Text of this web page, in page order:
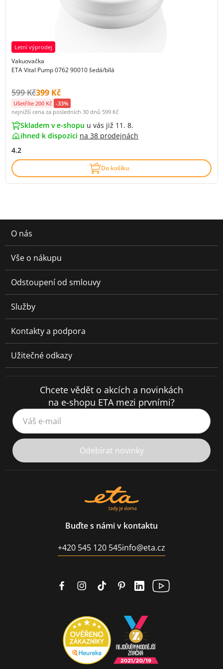
Letní výprodej
Vakuovačka
ETA Vital Pump 0762 90010 šedá/bílá
Původní cena s DPH:
599 KčCena s DPH:
399 Kč
Ušetříte 200 Kč -33%
nejnižší cena za posledních 30 dnů 599 Kč
Skladem v e-shopu u vás již 11. 8.
ihned k dispozici na 38 prodejnách
4.2
Do košíku
O nás
Vše o nákupu
Odstoupení od smlouvy
Služby
Kontakty a podpora
Užitečné odkazy
Chcete vědět o akcích a novinkách
na e-shopu ETA mezi prvními?
Váš e-mail
Odebírat novinky
Buďte s námi v kontaktu
+420 545 120 545info@eta.cz